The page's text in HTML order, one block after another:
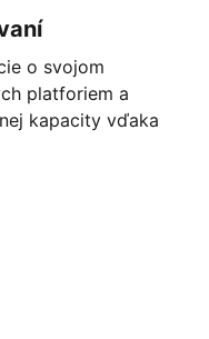
o svojom
platforiem a
kapacity vďaka